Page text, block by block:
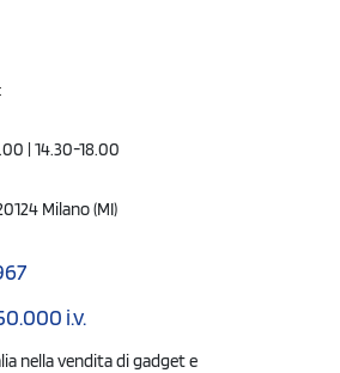
| 14.30-18.00
Milano (MI)
i.v.
nella vendita di gadget e